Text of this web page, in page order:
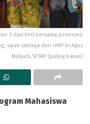
3 dari kiri) bersama penerima
salah satunya dari UMP Dr.Agus
Mulyadi,SP,MP (paling kanan)
Mahasiswa